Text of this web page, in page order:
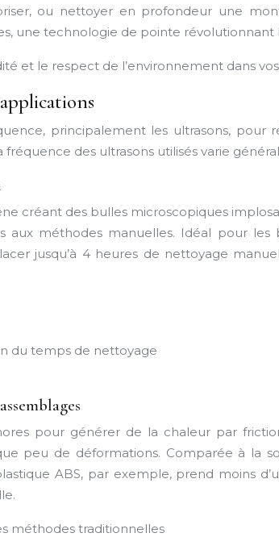
ou nettoyer en profondeur une
une technologie de pointe révolutionnant
et le respect de l’environnement dans
principalement les ultrasons, pour
des ultrasons utilisés varie
créant des bulles microscopiques
méthodes manuelles. Idéal pour les
jusqu’à 4 heures de nettoyage
du temps de nettoyage
pour générer de la chaleur par
peu de déformations. Comparée à la
ABS, par exemple, prend moins
méthodes traditionnelles